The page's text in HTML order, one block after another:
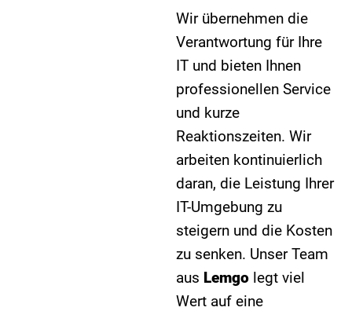
Wir übernehmen die
Verantwortung für Ihre
IT und bieten Ihnen
professionellen Service
und kurze
Reaktionszeiten. Wir
arbeiten kontinuierlich
daran, die Leistung Ihrer
IT-Umgebung zu
steigern und die Kosten
zu senken. Unser Team
aus Lemgo legt viel
Wert auf eine